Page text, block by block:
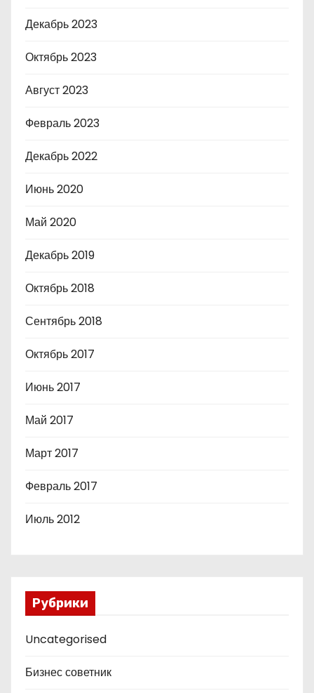
Декабрь 2023
Октябрь 2023
Август 2023
Февраль 2023
Декабрь 2022
Июнь 2020
Май 2020
Декабрь 2019
Октябрь 2018
Сентябрь 2018
Октябрь 2017
Июнь 2017
Май 2017
Март 2017
Февраль 2017
Июль 2012
Рубрики
Uncategorised
Бизнес советник